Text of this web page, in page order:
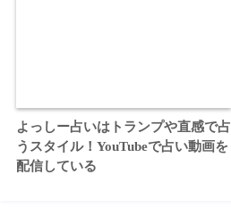
よっしー占いはトランプや直感で占
うスタイル！YouTubeで占い動画を
配信している